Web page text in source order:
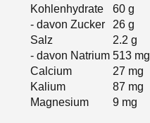
Kohlenhydrate
60 g
- davon Zucker
26 g
Salz
2.2 g
- davon Natrium 513 mg
Calcium
27 mg
Kalium
87 mg
Magnesium
9 mg